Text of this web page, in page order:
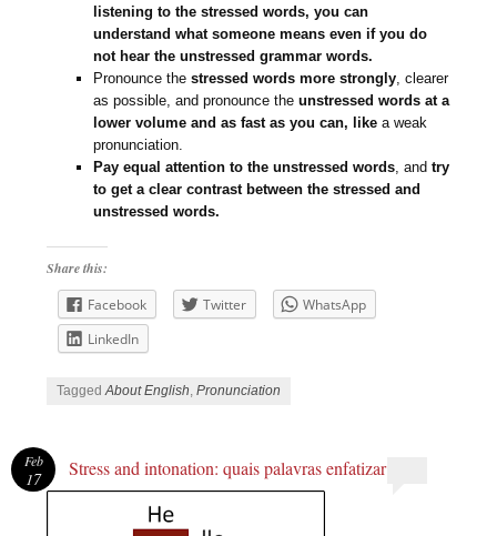
listening to the stressed words, you can
understand what someone means even if you do
not hear the unstressed grammar words.
Pronounce thestressed words more strongly, clearer
as possible, and pronounce theunstressed words at a
lower volume and as fast as you can, like a weak
pronunciation.
Pay equal attention to the unstressed words, andtry
to get a clear contrast between the stressed and
unstressed words.
Share this:
Facebook
Twitter
WhatsApp
LinkedIn
TaggedAbout English ,Pronunciation
Stress and intonation: quais palavras enfatizar
Feb
17